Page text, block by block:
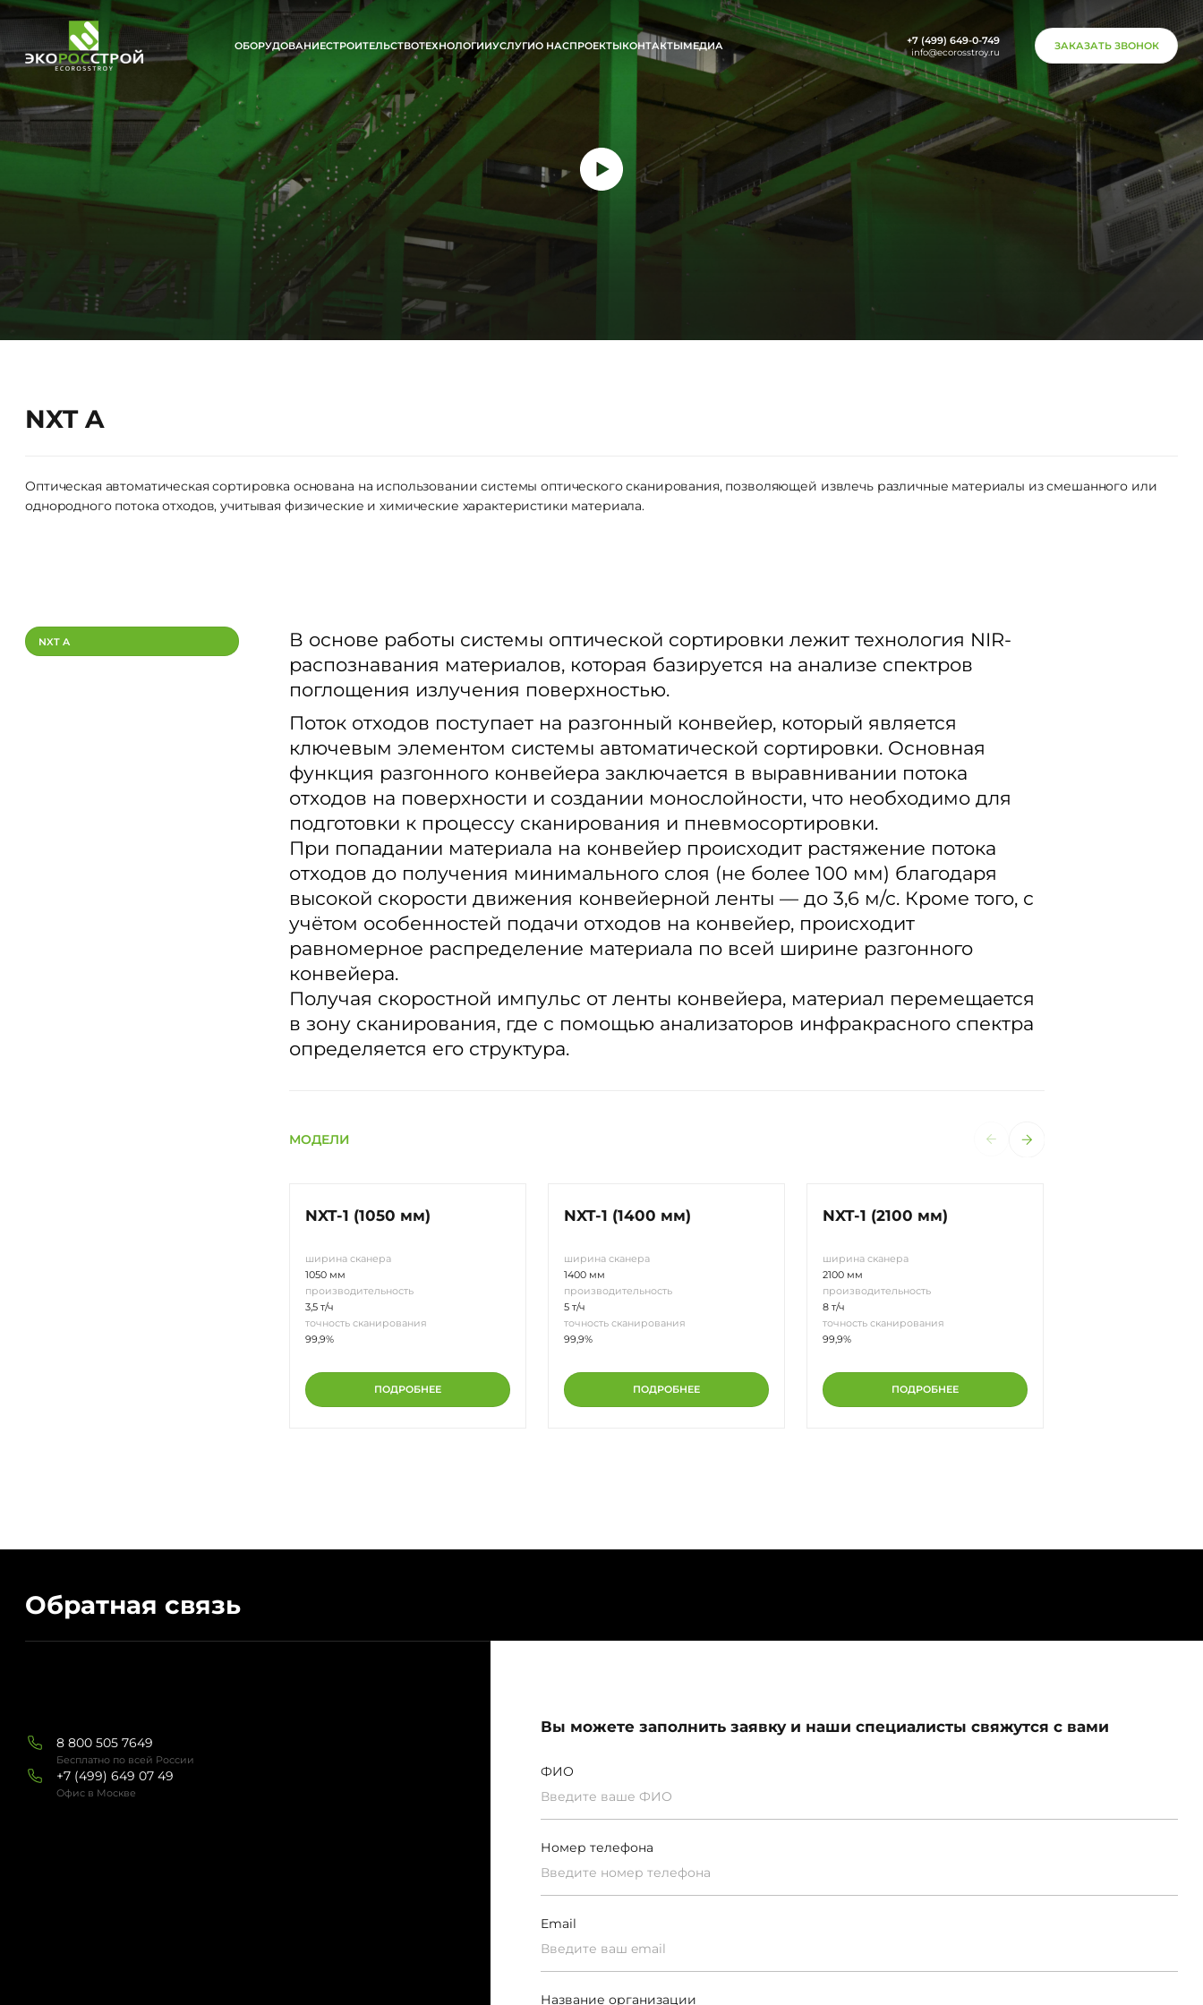
ОБОРУДОВАНИЕСТРОИТЕЛЬСТВОТЕХНОЛОГИИУСЛУГИО НАСПРОЕКТЫКОНТАКТЫМЕДИА +7 (499) 649-0-749
info@ecorosstroy.ru
ЗАКАЗАТЬ ЗВОНОК
NXT A
Оптическая автоматическая сортировка основана на использовании системы оптического сканирования, позволяющей извлечь различные материалы из смешанного или
однородного потока отходов, учитывая физические и химические характеристики материала.
NXT A
В основе работы системы оптической сортировки лежит технология NIR-
распознавания материалов, которая базируется на анализе спектров
поглощения излучения поверхностью.
Поток отходов поступает на разгонный конвейер, который является
ключевым элементом системы автоматической сортировки. Основная
функция разгонного конвейера заключается в выравнивании потока
отходов на поверхности и создании монослойности, что необходимо для
подготовки к процессу сканирования и пневмосортировки.
При попадании материала на конвейер происходит растяжение потока
отходов до получения минимального слоя (не более 100 мм) благодаря
высокой скорости движения конвейерной ленты — до 3,6 м/с. Кроме того, с
учётом особенностей подачи отходов на конвейер, происходит
равномерное распределение материала по всей ширине разгонного
конвейера.
Получая скоростной импульс от ленты конвейера, материал перемещается
в зону сканирования, где с помощью анализаторов инфракрасного спектра
определяется его структура.
МОДЕЛИ
NXT-1 (1050 мм)
ширина сканера
1050 мм
производительность
3,5 т/ч
точность сканирования
99,9%
ПОДРОБНЕЕ
NXT-1 (1400 мм)
ширина сканера
1400 мм
производительность
5 т/ч
точность сканирования
99,9%
ПОДРОБНЕЕ
NXT-1 (2100 мм)
ширина сканера
2100 мм
производительность
8 т/ч
точность сканирования
99,9%
ПОДРОБНЕЕ
Обратная связь
8 800 505 7649
Бесплатно по всей России
+7 (499) 649 07 49
Офис в Москве
Вы можете заполнить заявку и наши специалисты свяжутся с вами
ФИО
Номер телефона
Email
Название организации